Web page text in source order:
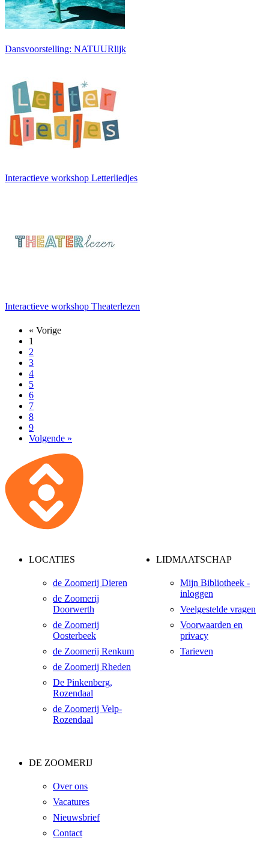
Dansvoorstelling: NATUURlijk
Interactieve workshop Letterliedjes
Interactieve workshop Theaterlezen
« Vorige
1
2
3
4
5
6
7
8
9
Volgende »
LOCATIES
de Zoomerij Dieren
de Zoomerij
Doorwerth
de Zoomerij
Oosterbeek
de Zoomerij Renkum
de Zoomerij Rheden
De Pinkenberg,
Rozendaal
de Zoomerij Velp-
Rozendaal
LIDMAATSCHAP
Mijn Bibliotheek -
inloggen
Veelgestelde vragen
Voorwaarden en
privacy
Tarieven
DE ZOOMERIJ
Over ons
Vacatures
Nieuwsbrief
Contact